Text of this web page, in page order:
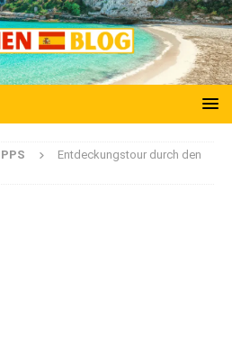
Entdeckungstour durch den